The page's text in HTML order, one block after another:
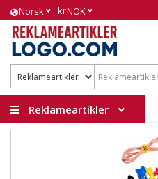
Norsk krNOK
Reklameartikler